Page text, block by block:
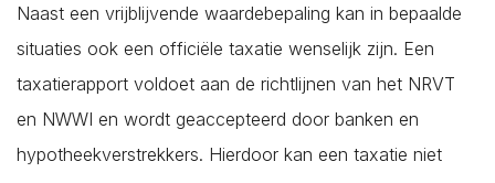
Naast een vrijblijvende waardebepaling kan in bepaalde
situaties ook een officiële taxatie wenselijk zijn. Een
taxatierapport voldoet aan de richtlijnen van het NRVT
en NWWI en wordt geaccepteerd door banken en
hypotheekverstrekkers. Hierdoor kan een taxatie niet